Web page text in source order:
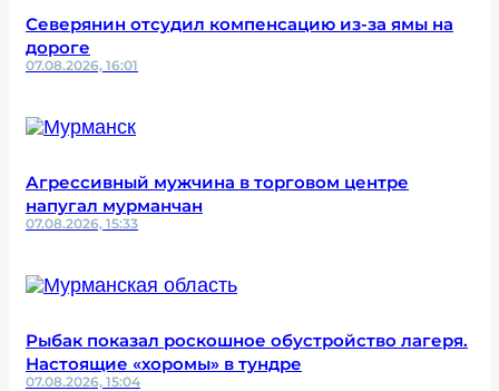
Северянин отсудил компенсацию из-за ямы на
дороге
07.08.2026, 16:01
Агрессивный мужчина в торговом центре
напугал мурманчан
07.08.2026, 15:33
Рыбак показал роскошное обустройство лагеря.
Настоящие «хоромы» в тундре
07.08.2026, 15:04